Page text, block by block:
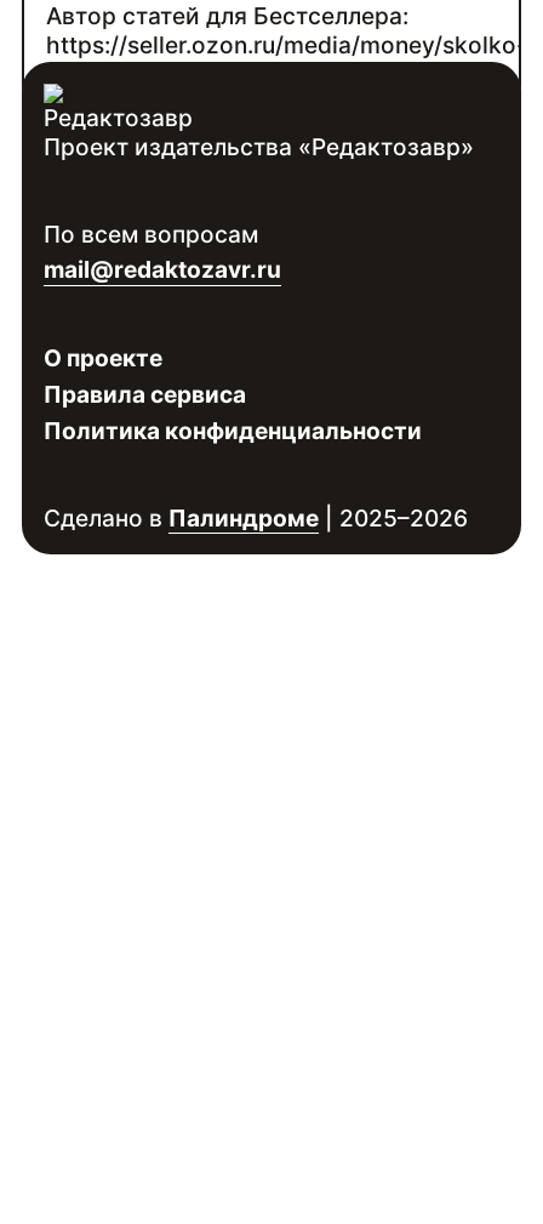
Автор статей для Бестселлера:
https://seller.ozon.ru/media/money/skolko-
Контакты:
специалиста
Проект издательства «Редактозавр»
По всем вопросам
mail@redaktozavr.ru
О проекте
Правила сервиса
Политика конфиденциальности
Сделано в Палиндроме| 2025–2026